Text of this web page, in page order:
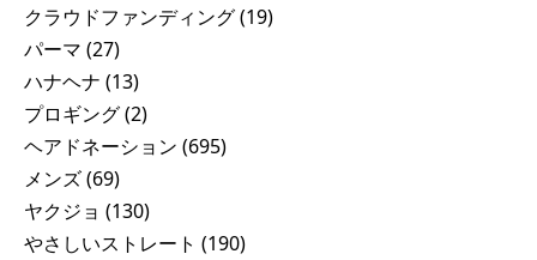
クラウドファンディング(19)
パーマ (27)
ハナヘナ (13)
プロギング(2)
ヘアドネーション (695)
メンズ(69)
ヤクジョ (130)
やさしいストレート (190)